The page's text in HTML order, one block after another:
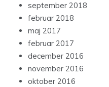
september 2018
februar 2018
maj 2017
februar 2017
december 2016
november 2016
oktober 2016